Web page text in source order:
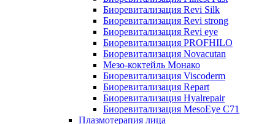
Биоревитализация Revi Silk
Биоревитализация Revi strong
Биоревитализация Revi eye
Биоревитализация PROFHILO
Биоревитализация Novacutan
Мезо-коктейль Монако
Биоревитализация Viscoderm
Биоревитализация Repart
Биоревитализация Hyalrepair
Биоревитализация MesoEye C71
Плазмотерапия лица